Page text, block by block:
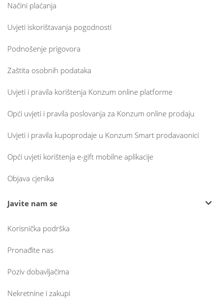
Načini plaćanja
Uvjeti iskorištavanja pogodnosti
Podnošenje prigovora
Zaštita osobnih podataka
Uvjeti i pravila korištenja Konzum online platforme
Opći uvjeti i pravila poslovanja za Konzum online prodaju
Uvjeti i pravila kupoprodaje u Konzum Smart prodavaonici
Opći uvjeti korištenja e-gift mobilne aplikacije
Objava cjenika
Javite nam se
Korisnička podrška
Pronađite nas
Poziv dobavljačima
Nekretnine i zakupi